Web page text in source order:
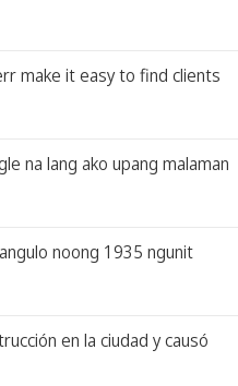
make it easy to find clients
na lang ako upang malaman
noong 1935 ngunit
en la ciudad y causó